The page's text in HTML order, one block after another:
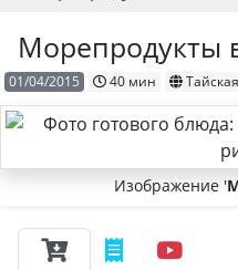
Морепродукты
01/04/2015 40 мин Тайская
Изображение '